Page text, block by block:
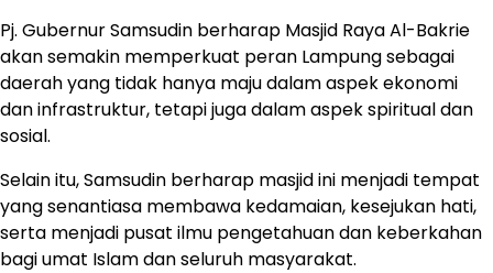
Pj. Gubernur Samsudin berharap Masjid Raya Al-Bakrie
akan semakin memperkuat peran Lampung sebagai
daerah yang tidak hanya maju dalam aspek ekonomi
dan infrastruktur, tetapi juga dalam aspek spiritual dan
sosial.
Selain itu, Samsudin berharap masjid ini menjadi tempat
yang senantiasa membawa kedamaian, kesejukan hati,
serta menjadi pusat ilmu pengetahuan dan keberkahan
bagi umat Islam dan seluruh masyarakat.